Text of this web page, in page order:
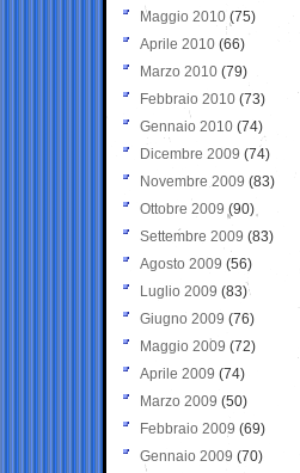
Maggio 2010 (75)
Aprile 2010 (66)
Marzo 2010 (79)
Febbraio 2010 (73)
Gennaio 2010 (74)
Dicembre 2009 (74)
Novembre 2009 (83)
Ottobre 2009 (90)
Settembre 2009 (83)
Agosto 2009 (56)
Luglio 2009 (83)
Giugno 2009 (76)
Maggio 2009 (72)
Aprile 2009 (74)
Marzo 2009 (50)
Febbraio 2009 (69)
Gennaio 2009 (70)